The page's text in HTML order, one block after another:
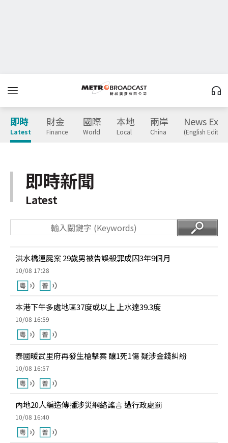
即時
Latest
財金
Finance
國際
World
本地
Local
兩岸
China
News
(English
即時新聞
Latest
洪水橋運屍案 29歲男被告誤殺罪成囚3年9個月
10/08 17:28
本港下午多處地區37度或以上 上水達39.3度
10/08 16:59
泰國暖武里府再發生槍擊案 釀1死1傷 疑涉金錢糾紛
10/08 16:57
內地20人編造傳播涉災網絡謠言 遭行政處罰
10/08 16:40